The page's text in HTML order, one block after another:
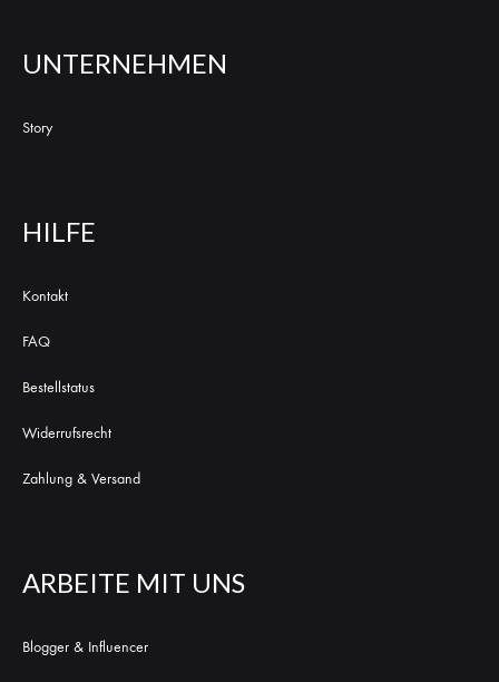
UNTERNEHMEN
Story
HILFE
Kontakt
FAQ
Bestellstatus
Widerrufsrecht
Zahlung & Versand
ARBEITE MIT UNS
Blogger & Influencer